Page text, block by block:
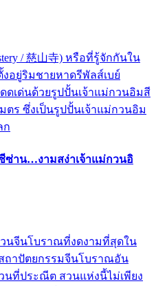
/ 慈山寺) หรือที่รู้จักกันใน
อยู่ริมชายหาดรีพัลส์เบย์
ดดเด่นด้วยรูปปั้นเจ้าแม่กวนอิมสี
ตร ซึ่งเป็นรูปปั้นเจ้าแม่กวนอิม
ก
ซีซ่าน…งามสง่าเจ้าแม่กวนอิ
นจีนโบราณที่งดงามที่สุดใน
สถาปัตยกรรมจีนโบราณอัน
นที่ประณีต สวนแห่งนี้ไม่เพียง